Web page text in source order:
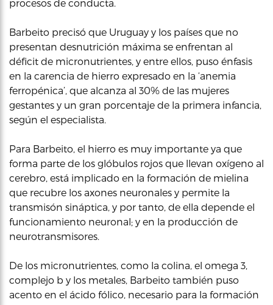
procesos de conducta.
Barbeito precisó que Uruguay y los países que no
presentan desnutrición máxima se enfrentan al
déficit de micronutrientes, y entre ellos, puso énfasis
en la carencia de hierro expresado en la ‘anemia
ferropénica’, que alcanza al 30% de las mujeres
gestantes y un gran porcentaje de la primera infancia,
según el especialista.
Para Barbeito, el hierro es muy importante ya que
forma parte de los glóbulos rojos que llevan oxígeno al
cerebro, está implicado en la formación de mielina
que recubre los axones neuronales y permite la
transmisón sináptica, y por tanto, de ella depende el
funcionamiento neuronal; y en la producción de
neurotransmisores.
De los micronutrientes, como la colina, el omega 3,
complejo b y los metales, Barbeito también puso
acento en el ácido fólico, necesario para la formación